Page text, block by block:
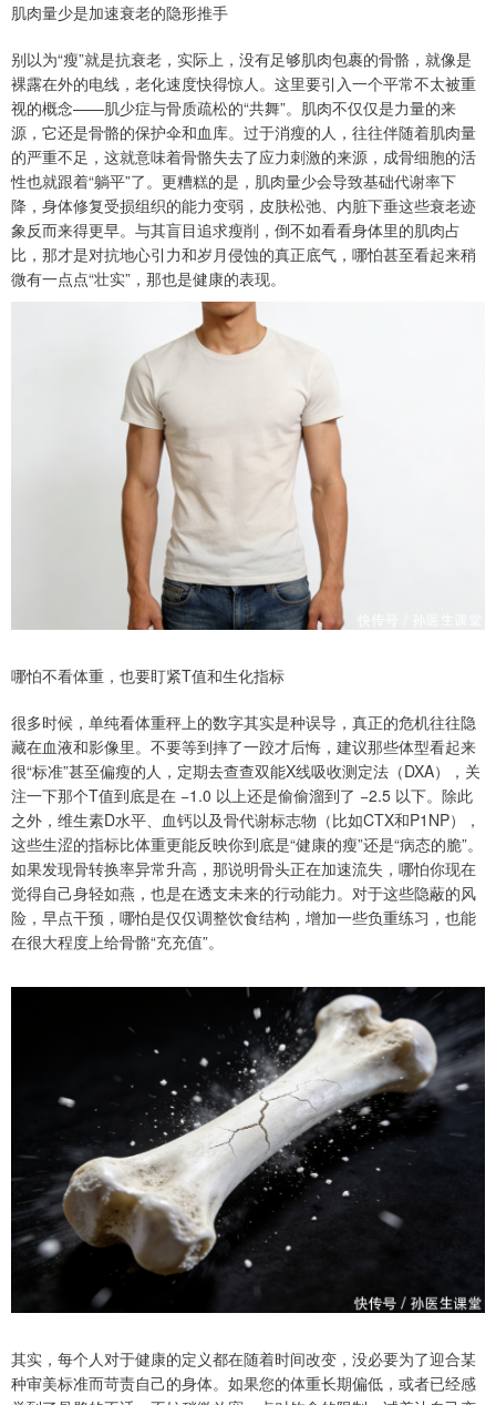
肌肉量少是加速衰老的隐形推手
别以为“瘦”就是抗衰老，实际上，没有足够肌肉包裹的骨骼，就像是
裸露在外的电线，老化速度快得惊人。这里要引入一个平常不太被重
视的概念——肌少症与骨质疏松的“共舞”。肌肉不仅仅是力量的来
源，它还是骨骼的保护伞和血库。过于消瘦的人，往往伴随着肌肉量
的严重不足，这就意味着骨骼失去了应力刺激的来源，成骨细胞的活
性也就跟着“躺平”了。更糟糕的是，肌肉量少会导致基础代谢率下
降，身体修复受损组织的能力变弱，皮肤松弛、内脏下垂这些衰老迹
象反而来得更早。与其盲目追求瘦削，倒不如看看身体里的肌肉占
比，那才是对抗地心引力和岁月侵蚀的真正底气，哪怕甚至看起来稍
微有一点点“壮实”，那也是健康的表现。
哪怕不看体重，也要盯紧T值和生化指标
很多时候，单纯看体重秤上的数字其实是种误导，真正的危机往往隐
藏在血液和影像里。不要等到摔了一跤才后悔，建议那些体型看起来
很“标准”甚至偏瘦的人，定期去查查双能X线吸收测定法（DXA），关
注一下那个T值到底是在 −1.0 以上还是偷偷溜到了 −2.5 以下。除此
之外，维生素D水平、血钙以及骨代谢标志物（比如CTX和P1NP），
这些生涩的指标比体重更能反映你到底是“健康的瘦”还是“病态的脆”。
如果发现骨转换率异常升高，那说明骨头正在加速流失，哪怕你现在
觉得自己身轻如燕，也是在透支未来的行动能力。对于这些隐蔽的风
险，早点干预，哪怕是仅仅调整饮食结构，增加一些负重练习，也能
在很大程度上给骨骼“充充值”。
其实，每个人对于健康的定义都在随着时间改变，没必要为了迎合某
种审美标准而苛责自己的身体。如果您的体重长期偏低，或者已经感